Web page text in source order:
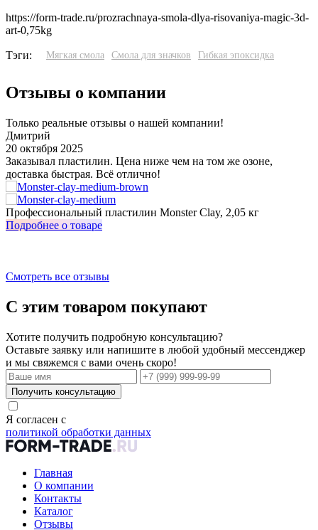
https://form-trade.ru/prozrachnaya-smola-dlya-risovaniya-magic-3d-
art-0,75kg
Тэги: Мягкая смола Смола для значков Гибкая эпоксидка
Отзывы о компании
Только реальные отзывы о нашей компании!
Дмитрий
20 октября 2025
Заказывал пластилин. Цена ниже чем на том же озоне,
доставка быстрая. Всё отлично!
Профессиональный пластилин Monster Clay, 2,05 кг
Подробнее о товаре
Смотреть все отзывы
С этим товаром покупают
Хотите получить подробную консультацию?
Оставьте заявку или напишите в любой удобный мессенджер
и мы свяжемся с вами очень скоро!
Получить консультацию
Я согласен с
политикой обработки данных
Главная
О компании
Контакты
Каталог
Отзывы